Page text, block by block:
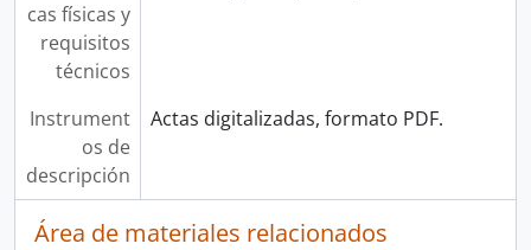
cas físicas y
requisitos
técnicos
Instrument
os de
descripción
Actas digitalizadas, formato PDF.
Área de materiales relacionados